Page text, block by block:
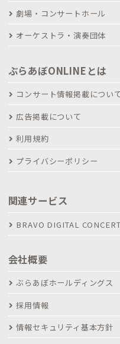
劇場・コンサートホール
オーケストラ・演奏団体
ぶらあぼONLINEとは
コンサート情報掲載につい
広告掲載について
利用規約
プライバシーポリシー
関連サービス
BRAVO DIGITAL
会社概要
ぶらあぼホールディングス
採用情報
情報セキュリティ基本方針